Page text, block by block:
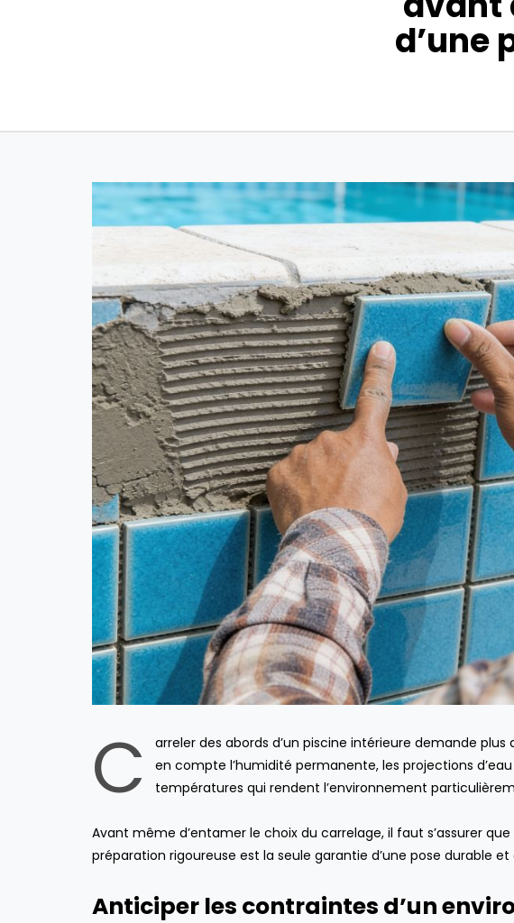
d’une
C
arreler des abords d’un piscine intérieure demande
en compte l’humidité permanente, les projections
températures qui rendent l’environnement
Avant même d’entamer le choix du carrelage, il faut s’assurer
préparation rigoureuse est la seule garantie d’une pose durable et
Anticiper les contraintes d’un